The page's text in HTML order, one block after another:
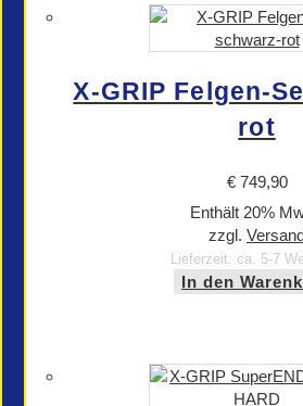
X-GRIP Felgen-
rot
€749,90
Enthält 20%
zzgl.
Lieferzeit: ca. 5-7
In den